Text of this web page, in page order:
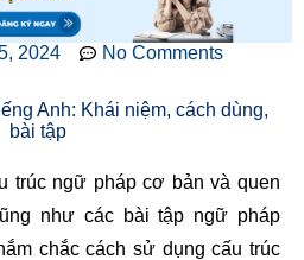
2024 No Comments
trúc ngữ pháp cơ bản và quen
như các bài tập ngữ pháp
chắc cách sử dụng cấu trúc